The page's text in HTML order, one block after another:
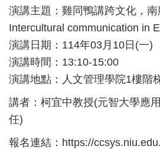
演講主題：雞同鴨講跨文化，
Intercultural communication in
演講日期：114年03月10日(一)
演講時間：13:10-15:00
演講地點：人文管理學院1樓階
講者：柯宜中教授(元智大學應
任)
報名連結： https://